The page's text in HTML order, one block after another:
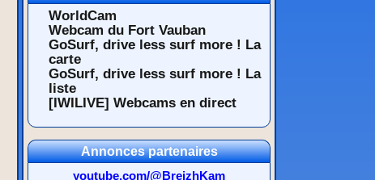
WorldCam
Webcam du Fort Vauban
GoSurf, drive less surf more ! La
carte
GoSurf, drive less surf more ! La
liste
[IWILIVE] Webcams en direct
Annonces partenaires
youtube.com/@BreizhKam